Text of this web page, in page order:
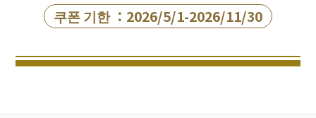
쿠폰 기한 ：2026/5/1-2026/11/30